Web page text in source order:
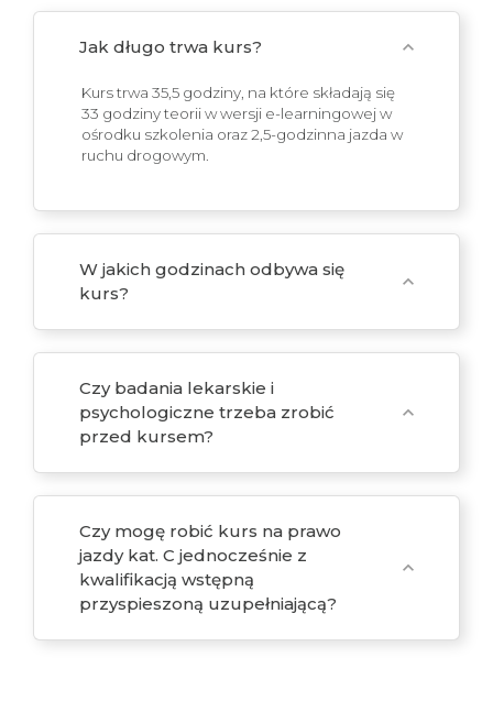
Jak długo trwa kurs? expand_more
Kurs trwa 35,5 godziny, na które składają się
33 godziny teorii w wersji e-learningowej w
ośrodku szkolenia oraz 2,5-godzinna jazda w
ruchu drogowym.
W jakich godzinach odbywa się
kurs?
expand_more
Czy badania lekarskie i
psychologiczne trzeba zrobić
przed kursem?
expand_more
Czy mogę robić kurs na prawo
jazdy kat. C jednocześnie z
kwalifikacją wstępną
przyspieszoną uzupełniającą?
expand_more